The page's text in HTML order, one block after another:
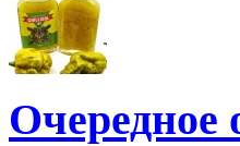
Очередное